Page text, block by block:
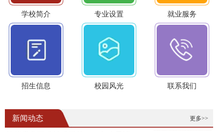
学校简介 专业设置 就业服务
招生信息 校园风光 联系我们
更多>>
新闻动态